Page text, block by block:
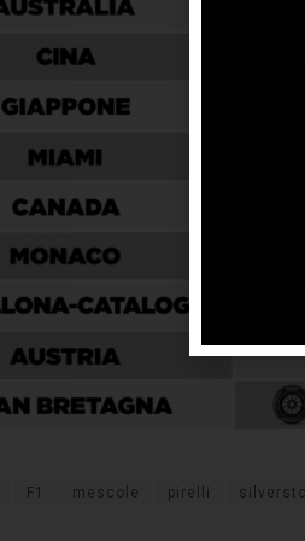
F1 mescole pirelli